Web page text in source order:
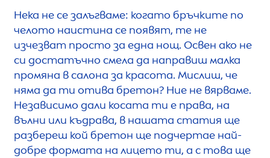
Нека не се залъгваме: когато бръчките по
челото наистина се появят, те не
изчезват просто за една нощ. Освен ако не
си достатъчно смела да направиш малка
промяна в салона за красота. Мислиш, че
няма да ти отива бретон? Ние не вярваме.
Независимо дали косата ти е права, на
вълни или къдрава, в нашата статия ще
разбереш кой бретон ще подчертае най-
добре формата на лицето ти, а с това ще